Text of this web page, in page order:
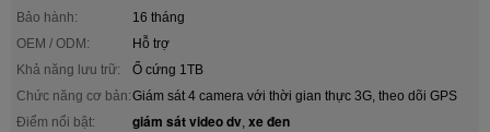
Bảo hành:
16 tháng
OEM / ODM:
Hỗ trợ
Khả năng lưu trữ:
Ổ cứng 1TB
Chức năng cơ bản:Giám sát 4 camera với thời gian thực 3G, theo dõi GPS
Điểm nổi bật:
giám sát video dv, xe đen